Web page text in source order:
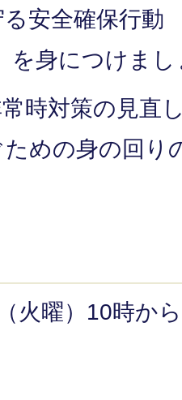
安全確保行動
を身につけまし
時対策の見直
めの身の回り
火曜）10時か